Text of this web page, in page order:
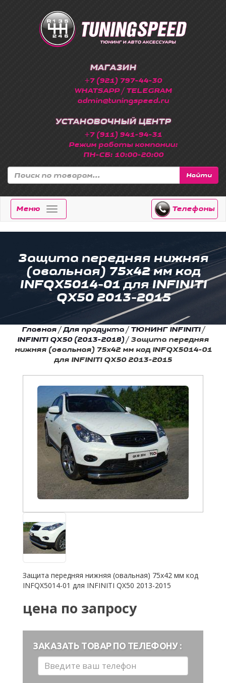
МАГАЗИН
+7 (921) 797-44-30
WHATSAPP / TELEGRAM
admin@tuningspeed.ru
УСТАНОВОЧНЫЙ ЦЕНТР
+7 (911) 941-94-31
Режим работы компании:
ПН-СБ: 10:00-20:00
Найти
Меню Телефоны
Защита передняя нижняя
(овальная) 75х42 мм код
INFQX5014-01 для INFINITI
QX50 2013-2015
Главная /Для продукта /ТЮНИНГ INFINITI /
INFINITI QX50 (2013-2018) /Защита передняя
нижняя (овальная) 75х42 мм код INFQX5014-01
для INFINITI QX50 2013-2015
Защита передняя нижняя (овальная) 75х42 мм код
INFQX5014-01 для INFINITI QX50 2013-2015
цена по запросу
ЗАКАЗАТЬ ТОВАР ПО ТЕЛЕФОНУ :